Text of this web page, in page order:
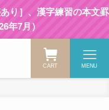
り］、漢字練習の本文罫
年7月）
CART MENU